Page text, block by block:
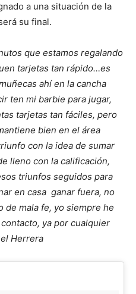
a una situación de la
su final.
que estamos regalando
tarjetas tan rápido…es
ahí en la cancha
ten mi barbie para jugar,
tarjetas tan fáciles, pero
bien en el área
con la idea de sumar
lleno con la calificación,
triunfos seguidos para
en casa ganar fuera, no
de mala fe, yo siempre he
ya por cualquier
Herrera